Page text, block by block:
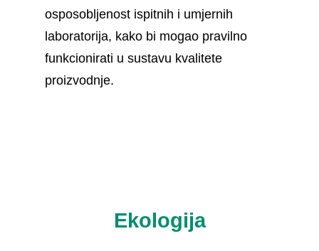
osposobljenost ispitnih i umjernih
laboratorija, kako bi mogao pravilno
funkcionirati u sustavu kvalitete
proizvodnje.
Ekologija